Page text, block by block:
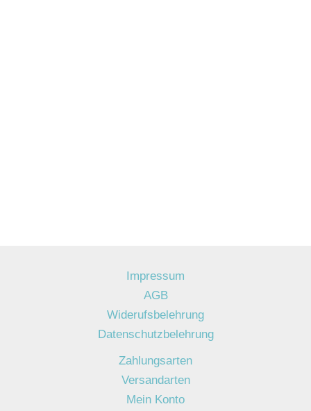
Impressum
AGB
Widerufsbelehrung
Datenschutzbelehrung
Zahlungsarten
Versandarten
Mein Konto